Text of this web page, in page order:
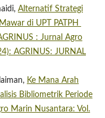
Alternatif Strategi
di UPT PATPH
: Jurnal Agro
AGRINUS: JURNAL
Ke Mana Arah
Bibliometrik Periode
Marin Nusantara: Vol.